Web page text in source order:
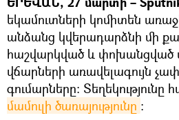
եկամուտների կոմիտեն
անձանց կվերադարձնի մի
հաշվարկված և փոխանցված
վճարների առավելագույն
գումարները։ Տեղեկությունը
մամուլի ծառայությունը ։